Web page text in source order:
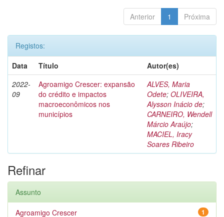
Anterior 1 Próxima
Registos:
Data
Título
Autor(es)
2022-
09
Agroamigo Crescer: expansão
do crédito e impactos
macroeconômicos nos
municípios
ALVES, Maria
Odete; OLIVEIRA,
Alysson Inácio de;
CARNEIRO, Wendell
Márcio Araújo;
MACIEL, Iracy
Soares Ribeiro
Refinar
Assunto
1
Agroamigo Crescer